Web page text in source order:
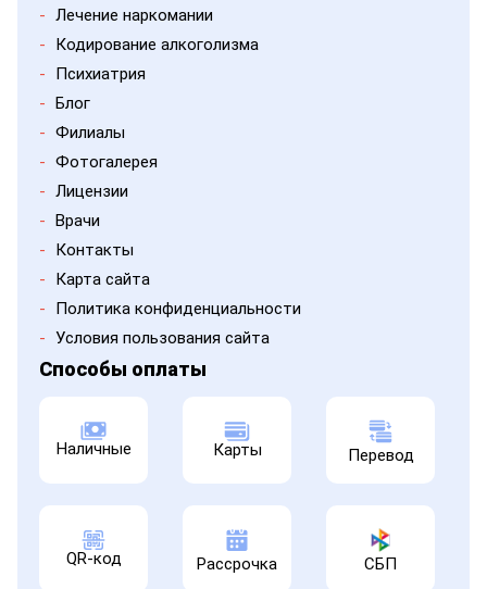
- Лечение наркомании
-
Кодирование алкоголизма
-
Психиатрия
- Блог
- Филиалы
- Фотогалерея
- Лицензии
- Врачи
-
Контакты
-
Карта сайта
-
Политика конфиденциальности
- Условия пользования сайта
Способы оплаты
Наличные Карты Перевод
QR-код Рассрочка СБП